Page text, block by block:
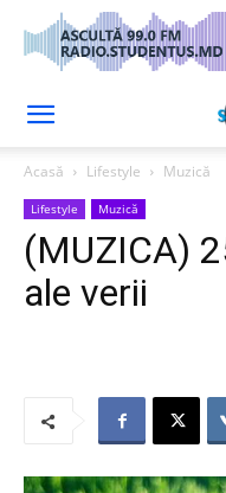
Acasă Lifestyle Muzică
Lifestyle Muzică
(MUZICA)
ale verii